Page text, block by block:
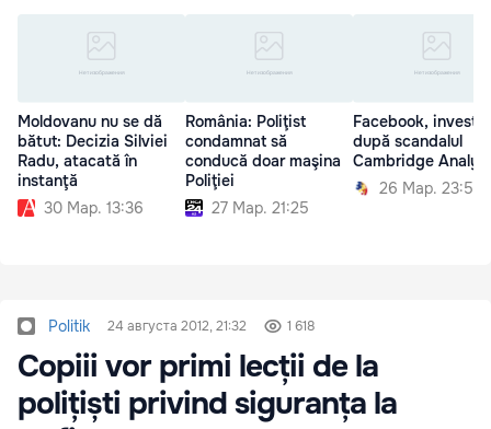
Moldovanu nu se dă
bătut: Decizia Silviei
Radu, atacată în
instanţă
30 Мар. 13:36
România: Poliţist
condamnat să
conducă doar maşina
Poliţiei
27 Мар. 21:25
Facebook,
după scandalul
Cambridge
26 Мар. 23:59
Politik 24 августа 2012, 21:32 1 618
Copiii vor primi lecții de la
polițiști privind siguranța la